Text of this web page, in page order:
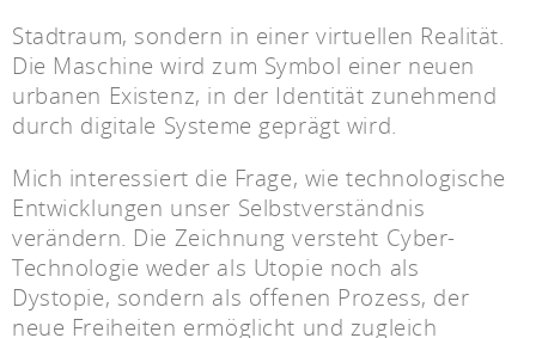
Stadtraum, sondern in einer virtuellen Realität.
Die Maschine wird zum Symbol einer neuen
urbanen Existenz, in der Identität zunehmend
durch digitale Systeme geprägt wird.
Mich interessiert die Frage, wie technologische
Entwicklungen unser Selbstverständnis
verändern. Die Zeichnung versteht Cyber-
Technologie weder als Utopie noch als
Dystopie, sondern als offenen Prozess, der
neue Freiheiten ermöglicht und zugleich